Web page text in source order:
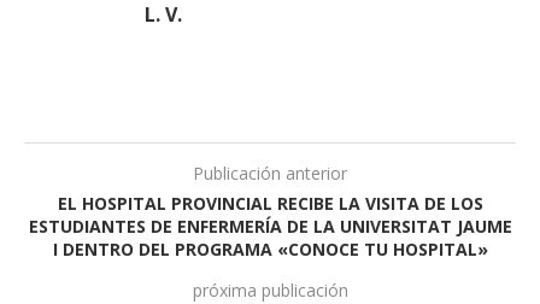
L. V.
Publicación anterior
EL HOSPITAL PROVINCIAL RECIBE LA VISITA DE LOS
ESTUDIANTES DE ENFERMERÍA DE LA UNIVERSITAT JAUME
I DENTRO DEL PROGRAMA «CONOCE TU HOSPITAL»
próxima publicación